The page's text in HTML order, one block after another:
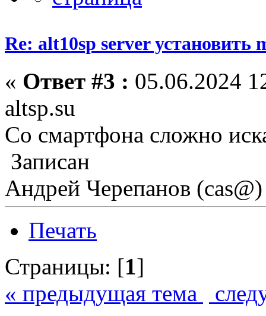
Re: alt10sp server установить
« Ответ #3 : 05.06.2024
altsp.su
Со смартфона сложно
Записан
Андрей Черепанов (cas@)
Печать
Страницы: [1]
« предыдущая тема